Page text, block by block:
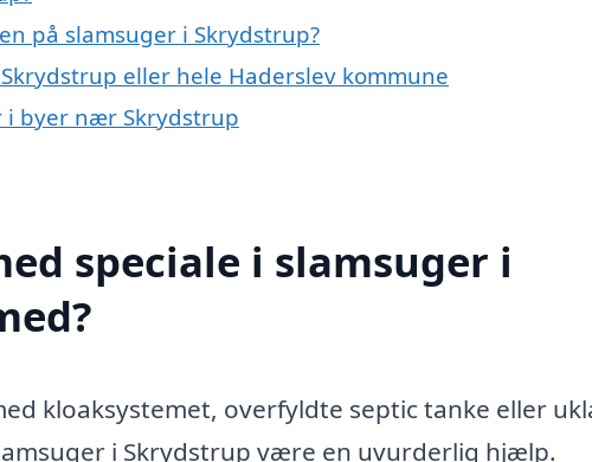
på slamsuger i Skrydstrup?
eller hele Haderslev kommune
i byer nær Skrydstrup
speciale i slamsuger i
kloaksystemet, overfyldte septic tanke eller
i Skrydstrup være en uvurderlig hjælp.